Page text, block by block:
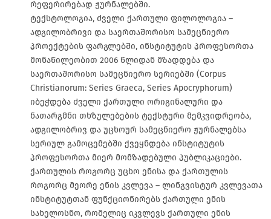
რეფერირებად ჟურნალებში.
ტექსტოლოგია, ძველი ქართული ფილოლოგია –
ადგილობრივი და საერთაშორისო სამეცნიერო
პროექტების ფარგლებში, ინსტიტუტის პროფესორთა
მონაწილეობით 2006 წლიდან მზადდება და
საერთაშორისო სამეცნიერო სერიებში (Corpus
Christianorum: Series Graeca, Series Apocryphorum)
იბეჭდება ძველი ქართული ორიგინალური და
ნათარგმნი თხზულებების ტექსტური მემკვიდრეობა,
ადგილობრივ და უცხოურ სამეცნიერო ჟურნალებსა
სერიულ გამოცემებში ქვეყნდება ინსტიტუტის
პროფესორთა მიერ მომზადებული პუბლიკაციები.
ქართულის როგორც უცხო ენისა და ქართულის
როგორც მეორე ენის კვლევა – ლინგვისტურ კვლევათა
ინსტიტუტთან ფუნქციონირებს ქართული ენის
სახელოსნო, რომელიც იკვლევს ქართული ენის